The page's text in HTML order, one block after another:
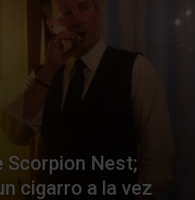
Scorpion Nest;
cigarro a la vez